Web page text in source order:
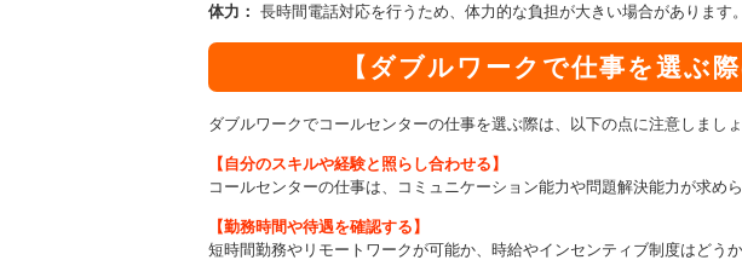
体力： 長時間電話対応を行うため、体力的な負担が大きい場合があります。
【ダブルワークで仕事を選ぶ
ダブルワークでコールセンターの仕事を選ぶ際は、以下の点に注意しましょ
【自分のスキルや経験と照らし合わせる 】
コールセンターの仕事は、コミュニケーション能力や問題解決能力が求めら
【勤務時間や待遇を確認する 】
短時間勤務やリモートワークが可能か、時給やインセンティブ制度はどう